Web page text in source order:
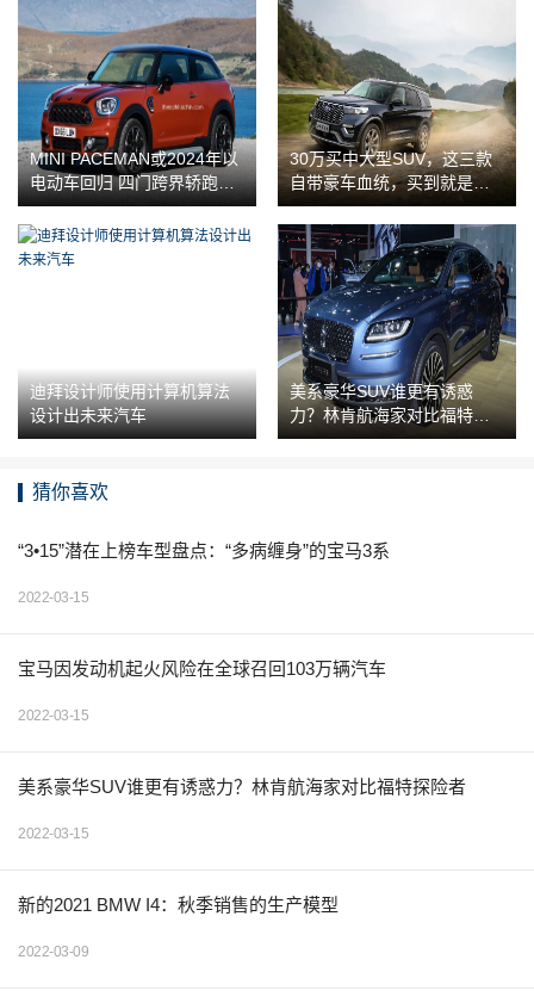
MINI PACEMAN或2024年以
电动车回归 四门跨界轿跑设
计
30万买中大型SUV，这三款
自带豪车血统，买到就是
赚！
迪拜设计师使用计算机算法
设计出未来汽车
美系豪华SUV谁更有诱惑
力？林肯航海家对比福特探
险者
猜你喜欢
“3•15”潜在上榜车型盘点：“多病缠身”的宝马3系
2022-03-15
宝马因发动机起火风险在全球召回103万辆汽车
2022-03-15
美系豪华SUV谁更有诱惑力？林肯航海家对比福特探险者
2022-03-15
新的2021 BMW I4：秋季销售的生产模型
2022-03-09